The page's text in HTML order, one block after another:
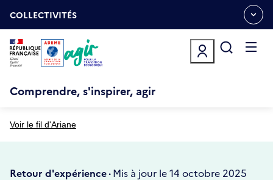
auOUVRIR
LE
MENU
ESPACE
COLLECTIVITÉS
Comprendre, s'inspirer, agir
Voir le fil d'Ariane
Retour d'expérience ·Mis à jour le 14 octobre 2025